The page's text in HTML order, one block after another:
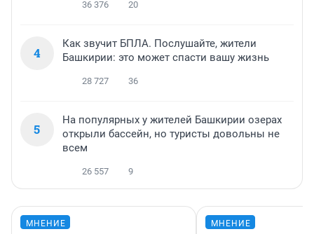
36 376 20
4
Как звучит БПЛА. Послушайте, жители
Башкирии: это может спасти вашу жизнь
28 727 36
5
На популярных у жителей Башкирии озерах
открыли бассейн, но туристы довольны не
всем
26 557 9
МНЕНИЕ МНЕНИЕ